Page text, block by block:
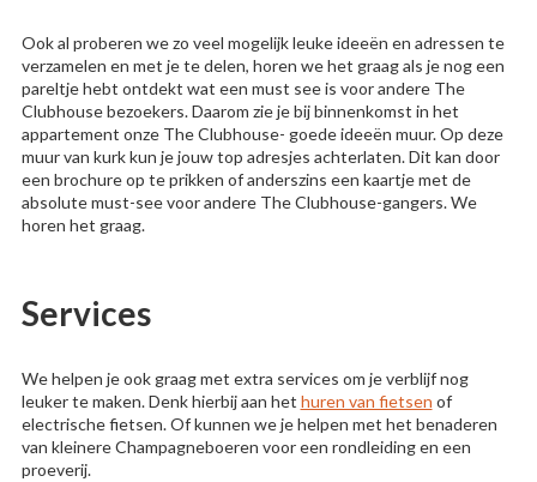
Ook al proberen we zo veel mogelijk leuke ideeën en adressen te
verzamelen en met je te delen, horen we het graag als je nog een
pareltje hebt ontdekt wat een must see is voor andere The
Clubhouse bezoekers. Daarom zie je bij binnenkomst in het
appartement onze The Clubhouse- goede ideeën muur. Op deze
muur van kurk kun je jouw top adresjes achterlaten. Dit kan door
een brochure op te prikken of anderszins een kaartje met de
absolute must-see voor andere The Clubhouse-gangers. We
horen het graag.
Services
We helpen je ook graag met extra services om je verblijf nog
leuker te maken. Denk hierbij aan het huren van fietsen of
electrische fietsen. Of kunnen we je helpen met het benaderen
van kleinere Champagneboeren voor een rondleiding en een
proeverij.